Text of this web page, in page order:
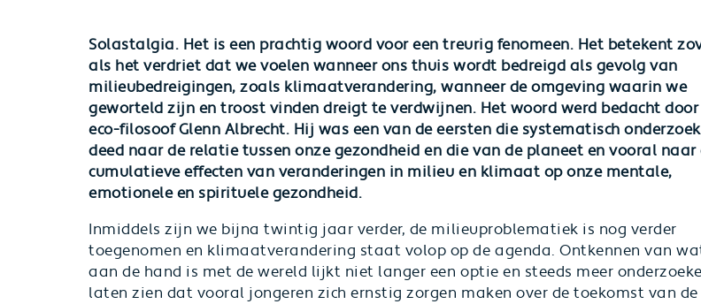
Solastalgia. Het is een prachtig woord voor een treurig fenomeen. Het betekent
als het verdriet dat we voelen wanneer ons thuis wordt bedreigd als gevolg van
milieubedreigingen, zoals klimaatverandering, wanneer de omgeving waarin we
geworteld zijn en troost vinden dreigt te verdwijnen. Het woord werd bedacht door
eco-filosoof Glenn Albrecht. Hij was een van de eersten die systematisch onderzoek
deed naar de relatie tussen onze gezondheid en die van de planeet en vooral naar
cumulatieve effecten van veranderingen in milieu en klimaat op onze mentale,
emotionele en spirituele gezondheid.
Inmiddels zijn we bijna twintig jaar verder, de milieuproblematiek is nog verder
toegenomen en klimaatverandering staat volop op de agenda. Ontkennen van
aan de hand is met de wereld lijkt niet langer een optie en steeds meer
laten zien dat vooral jongeren zich ernstig zorgen maken over de toekomst van de